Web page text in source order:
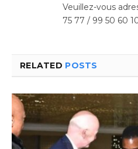
Veuillez-vous
75 77 / 99 50 60
RELATED POSTS